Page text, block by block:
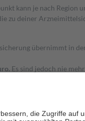
kann je nach Region
zu deiner
übernimmt in
Es sind jedoch nie
an bei: